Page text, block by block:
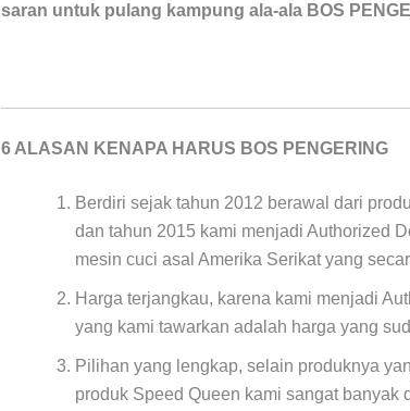
saran untuk pulang kampung ala-ala BOS
6 ALASAN KENAPA HARUS BOS PENGERING
Berdiri sejak tahun 2012 berawal dari
dan tahun 2015 kami menjadi Authorized
mesin cuci asal Amerika Serikat yang
Harga terjangkau, karena kami menjadi
yang kami tawarkan adalah harga yang
Pilihan yang lengkap, selain produknya
produk Speed Queen kami sangat